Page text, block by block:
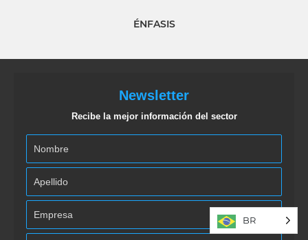
ÉNFASIS
Newsletter
Recibe la mejor información del sector
BR